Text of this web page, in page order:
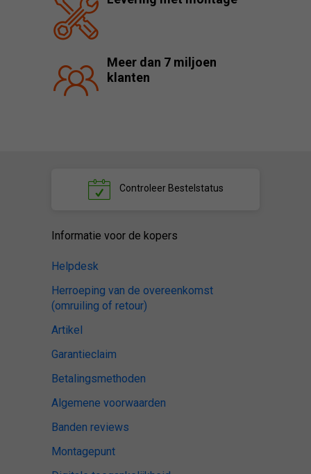
Meer dan 7 miljoen
klanten
ControleerBestelstatus
Informatie voor de kopers
Helpdesk
Herroeping van de overeenkomst
(omruiling of retour)
Artikel
Garantieclaim
Betalingsmethoden
Algemene voorwaarden
Banden reviews
Montagepunt